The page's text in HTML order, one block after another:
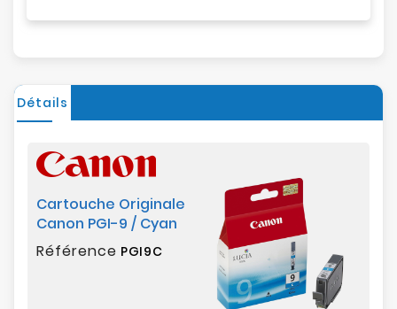
Détails
Cartouche Originale
Canon PGI-9 / Cyan
Référence PGI9C